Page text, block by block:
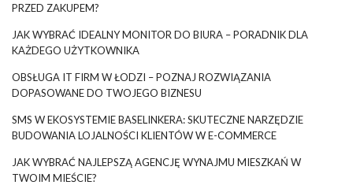
PRZED ZAKUPEM?
JAK WYBRAĆ IDEALNY MONITOR DO BIURA – PORADNIK DLA
KAŻDEGO UŻYTKOWNIKA
OBSŁUGA IT FIRM W ŁODZI – POZNAJ ROZWIĄZANIA
DOPASOWANE DO TWOJEGO BIZNESU
SMS W EKOSYSTEMIE BASELINKERA: SKUTECZNE NARZĘDZIE
BUDOWANIA LOJALNOŚCI KLIENTÓW W E-COMMERCE
JAK WYBRAĆ NAJLEPSZĄ AGENCJĘ WYNAJMU MIESZKAŃ W
TWOIM MIEŚCIE?